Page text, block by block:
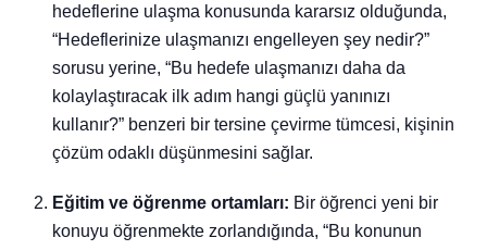
hedeflerine ulaşma konusunda kararsız olduğunda,
“Hedeflerinize ulaşmanızı engelleyen şey nedir?”
sorusu yerine, “Bu hedefe ulaşmanızı daha da
kolaylaştıracak ilk adım hangi güçlü yanınızı
kullanır?” benzeri bir tersine çevirme tümcesi, kişinin
çözüm odaklı düşünmesini sağlar.
Eğitim ve öğrenme ortamları: Bir öğrenci yeni bir
konuyu öğrenmekte zorlandığında, “Bu konunun